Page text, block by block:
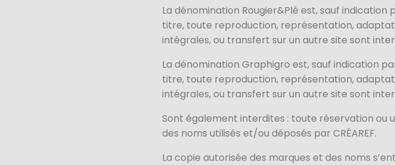
La dénomination Rougier&Plé est, sauf indication
titre, toute reproduction, représentation,
intégrales, ou transfert sur un autre site sont
La dénomination Graphigro est, sauf indication
titre, toute reproduction, représentation,
intégrales, ou transfert sur un autre site sont
Sont également interdites : toute réservation ou
des noms utilisés et/ou déposés par CRÉAREF.
La copie autorisée des marques et des noms